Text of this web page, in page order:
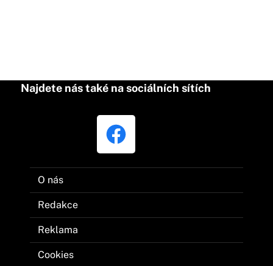
Najdete nás také na sociálních sítích
O nás
Redakce
Reklama
Cookies